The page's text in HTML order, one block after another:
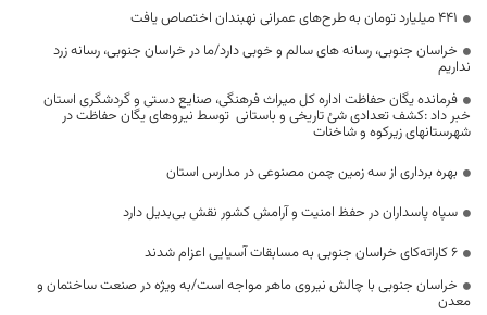
۴۴۱ میلیارد تومان به طرح‌های عمرانی نهبندان اختصاص یافت
خراسان جنوبی، رسانه های سالم و خوبی دارد/ما در خراسان جنوبی، رسانه زرد
نداریم
فرمانده یگان حفاظت اداره کل میراث فرهنگی، صنایع دستی و گردشگری استان
خبر داد :کشف تعدادی شئ تاریخی و باستانی توسط نیروهای یگان حفاظت در
شهرستانهای زیرکوه و شاخنات
بهره برداری از سه زمین چمن مصنوعی در مدارس استان
سپاه پاسداران در حفظ امنیت و آرامش کشور نقش بی‌بدیل دارد
۶ کاراته‌کای خراسان جنوبی به مسابقات آسیایی اعزام شدند
خراسان جنوبی با چالش نیروی ماهر مواجه است/به ویژه در صنعت ساختمان و
معدن